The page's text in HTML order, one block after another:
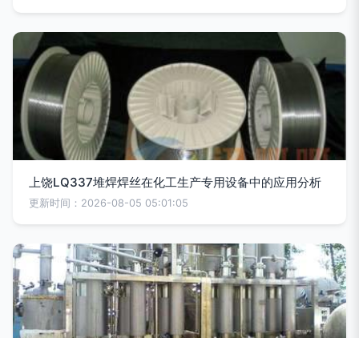
上饶LQ337堆焊焊丝在化工生产专用设备中的应用分析
更新时间：2026-08-05 05:01:05